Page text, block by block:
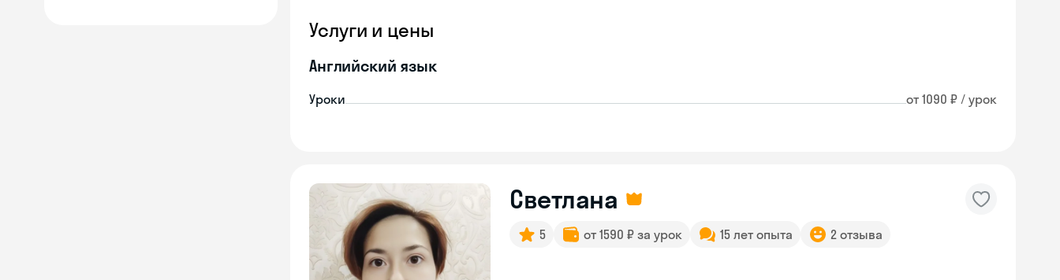
Услуги и цены
Английский язык
Уроки от 1090 ₽ / урок
Светлана
5 от 1590 ₽ за урок 15 лет опыта 2 отзыва